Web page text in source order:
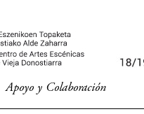
Apoyo y Colaboración